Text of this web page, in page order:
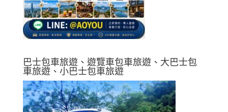
巴士包車旅遊、遊覽車包車旅遊、大巴士包
車旅遊、小巴士包車旅遊